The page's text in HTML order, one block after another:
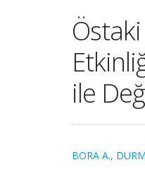
ile
BORA A.,